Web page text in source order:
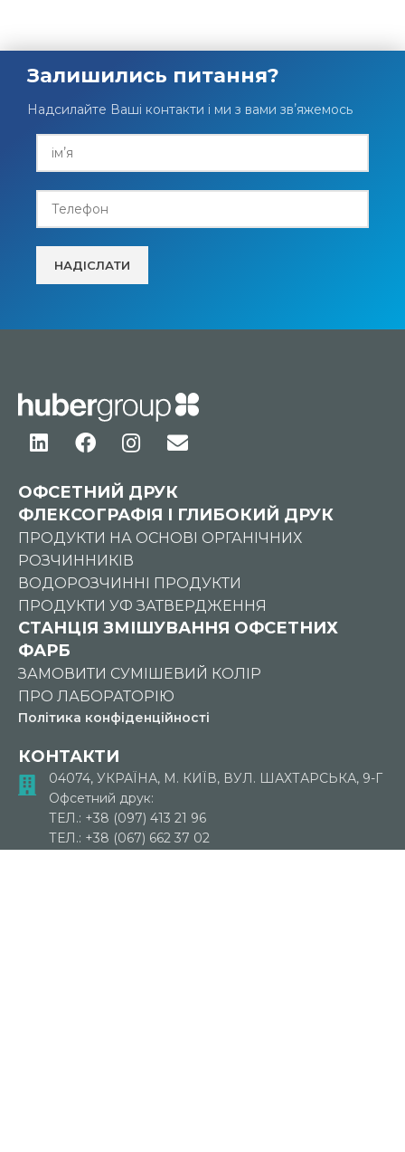
Залишились питання?
Надсилайте Ваші контакти і ми з вами звʼяжемось
ОФСЕТНИЙ ДРУК
ФЛЕКСОГРАФІЯ І ГЛИБОКИЙ ДРУК
ПРОДУКТИ НА ОСНОВІ ОРГАНІЧНИХ
РОЗЧИННИКІВ
ВОДОРОЗЧИННІ ПРОДУКТИ
ПРОДУКТИ УФ ЗАТВЕРДЖЕННЯ
СТАНЦІЯ ЗМІШУВАННЯ ОФСЕТНИХ
ФАРБ
ЗАМОВИТИ СУМІШЕВИЙ КОЛІР
ПРО ЛАБОРАТОРІЮ
Політика конфіденційності
КОНТАКТИ
04074, УКРАЇНА, М. КИЇВ, ВУЛ. ШАХТАРСЬКА, 9-Г
Офсетний друк:
ТЕЛ.: +38 (097) 413 21 96
ТЕЛ.: +38 (067) 662 37 02